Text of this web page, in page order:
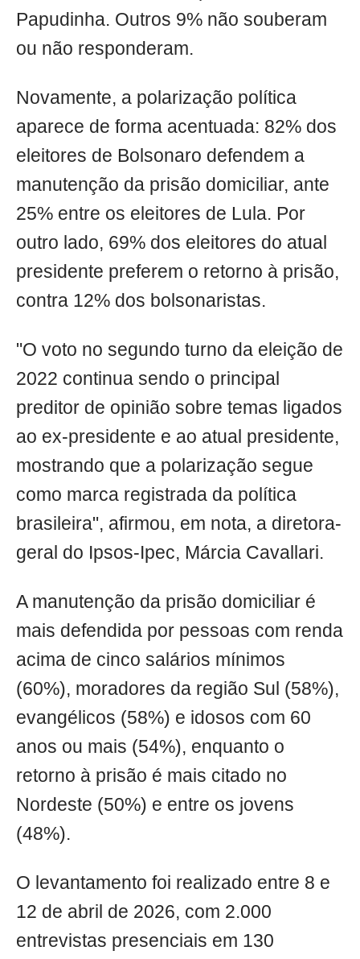
Papudinha. Outros 9% não souberam
ou não responderam.
Novamente, a polarização política
aparece de forma acentuada: 82% dos
eleitores de Bolsonaro defendem a
manutenção da prisão domiciliar, ante
25% entre os eleitores de Lula. Por
outro lado, 69% dos eleitores do atual
presidente preferem o retorno à prisão,
contra 12% dos bolsonaristas.
"O voto no segundo turno da eleição de
2022 continua sendo o principal
preditor de opinião sobre temas ligados
ao ex-presidente e ao atual presidente,
mostrando que a polarização segue
como marca registrada da política
brasileira", afirmou, em nota, a diretora-
geral do Ipsos-Ipec, Márcia Cavallari.
A manutenção da prisão domiciliar é
mais defendida por pessoas com renda
acima de cinco salários mínimos
(60%), moradores da região Sul (58%),
evangélicos (58%) e idosos com 60
anos ou mais (54%), enquanto o
retorno à prisão é mais citado no
Nordeste (50%) e entre os jovens
(48%).
O levantamento foi realizado entre 8 e
12 de abril de 2026, com 2.000
entrevistas presenciais em 130